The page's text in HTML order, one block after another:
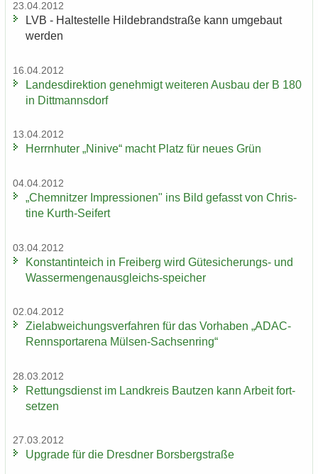
23.04.2012
LVB - Hal­te­stel­le Hil­de­brand­stra­ße kann um­ge­baut
wer­den
16.04.2012
Lan­des­di­rek­ti­on ge­neh­migt wei­te­ren Aus­bau der B 180
in Ditt­manns­dorf
13.04.2012
Herrn­hu­ter „Ni­ni­ve“ macht Platz für neues Grün
04.04.2012
„Chem­nit­zer Im­pres­sio­nen" ins Bild ge­fasst von Chris­
ti­ne Kurth-​Seifert
03.04.2012
Kon­stan­tin­teich in Frei­berg wird Gütesicherungs-​ und
Wassermengenausgleichs-​speicher
02.04.2012
Ziel­ab­wei­chungs­ver­fah­ren für das Vor­ha­ben „ADAC-​
Rennsportarena Mülsen-​Sachsenring“
28.03.2012
Ret­tungs­dienst im Land­kreis Baut­zen kann Ar­beit fort­
set­zen
27.03.2012
Up­grade für die Dresd­ner Borsberg­stra­ße